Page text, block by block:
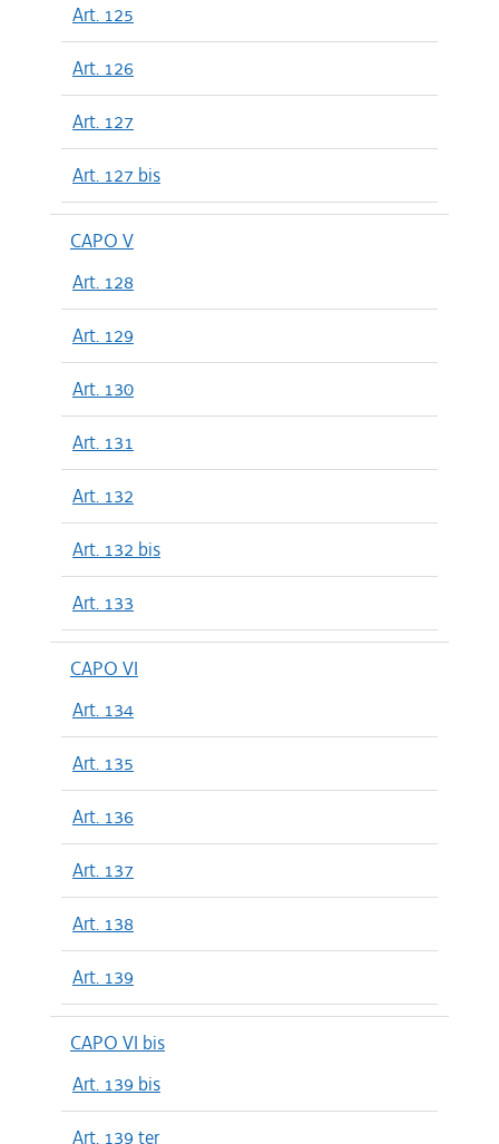
Art. 125
Art. 126
Art. 127
Art. 127 bis
CAPO V
Art. 128
Art. 129
Art. 130
Art. 131
Art. 132
Art. 132 bis
Art. 133
CAPO VI
Art. 134
Art. 135
Art. 136
Art. 137
Art. 138
Art. 139
CAPO VI bis
Art. 139 bis
Art. 139 ter